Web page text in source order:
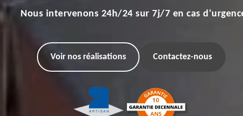
Nous intervenons 24h/24 sur 7j/7 en cas
Voir nos réalisations Contactez-nous